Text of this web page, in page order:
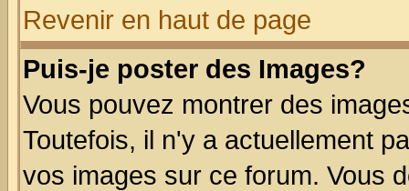
Revenir en haut de page
Puis-je poster des Images?
Vous pouvez montrer des
Toutefois, il n'y a actuellement
vos images sur ce forum. Vous